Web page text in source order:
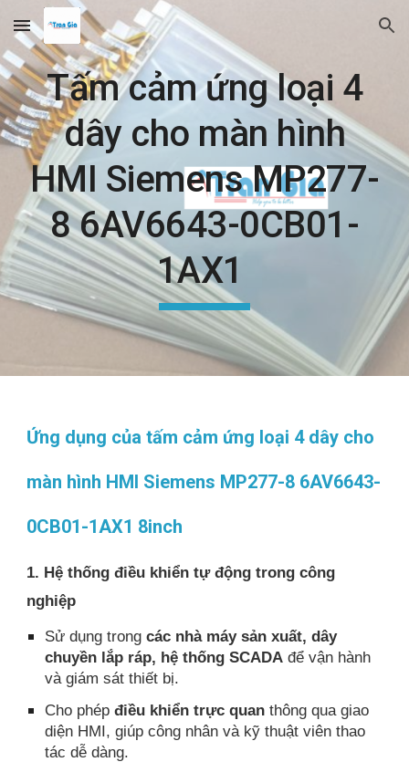
Skip to main content Skip to navigation
Tấm cảm ứng loại 4
dây cho màn hình
HMI Siemens MP277-
8 6AV6643-0CB01-
1AX1
Ứng dụng của tấm cảm ứng loại 4 dây cho
màn hình HMI Siemens MP277-8 6AV6643-
0CB01-1AX1 8inch
1. Hệ thống điều khiển tự động trong công
nghiệp
Sử dụng trongcác nhà máy sản xuất, dây
chuyền lắp ráp, hệ thống SCADA để vận hành
và giám sát thiết bị.
Cho phépđiều khiển trực quan thông qua giao
diện HMI, giúp công nhân và kỹ thuật viên thao
tác dễ dàng.